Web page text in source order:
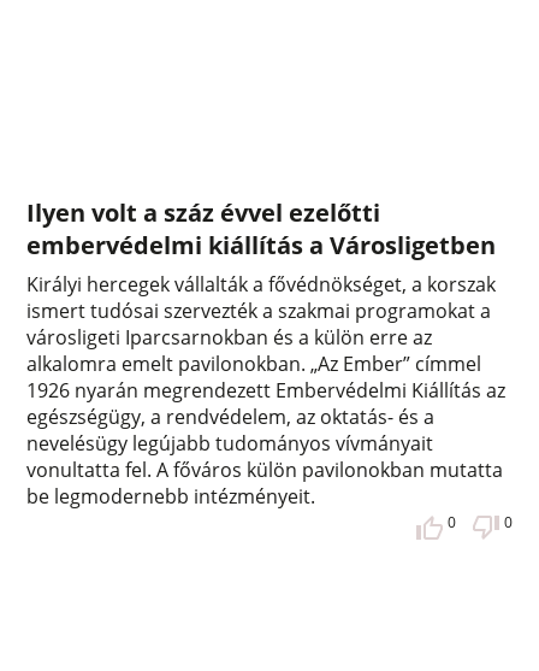
Ilyen volt a száz évvel ezelőtti
embervédelmi kiállítás a Városligetben
Királyi hercegek vállalták a fővédnökséget, a korszak
ismert tudósai szervezték a szakmai programokat a
városligeti Iparcsarnokban és a külön erre az
alkalomra emelt pavilonokban. „Az Ember” címmel
1926 nyarán megrendezett Embervédelmi Kiállítás az
egészségügy, a rendvédelem, az oktatás- és a
nevelésügy legújabb tudományos vívmányait
vonultatta fel. A főváros külön pavilonokban mutatta
be legmodernebb intézményeit.
0 0